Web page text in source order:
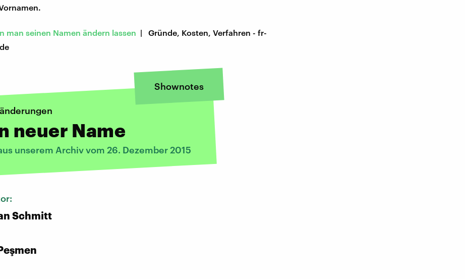
man seinen Namen ändern lassen | Gründe, Kosten, Verfahren - fr-
Shownotes
neuer Name
unserem Archiv vom 26. Dezember 2015
Schmitt